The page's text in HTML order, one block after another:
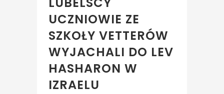
UCZNIOWIE ZE
SZKOŁY VETTERÓW
WYJACHALI DO LEV
HASHARON W
IZRAELU